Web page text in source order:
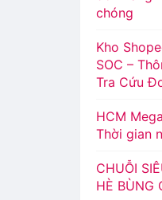
chóng
Kho
SOC –
Tra Cứu
HCM
Thời gian
CHUỖI
HÈ BÙNG